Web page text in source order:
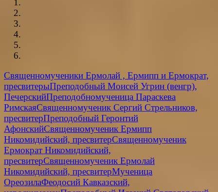
Священномученики Ермолай , Ермипп и Ермократ,
пресвитерыПреподобный Моисей Угрин (венгр),
ПечерскийПреподобномученица Параскева
РимскаяСвященномученик Сергий Стрельников,
пресвитерПреподобный Геронтий
АфонскийСвященномученик Ермипп
Никомидийский, пресвитерСвященномученик
Ермократ Никомидийский,
пресвитерСвященномученик Ермолай
Никомидийский, пресвитерМученица
ОреозилаФеодосий Кавказский,